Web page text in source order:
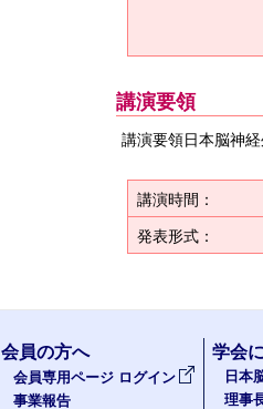
講演要領
講演要領日本脳神
講演時間：
発表形式：
会員の方へ
会員専用ページ ログイン
事業報告
学会
日本
理事